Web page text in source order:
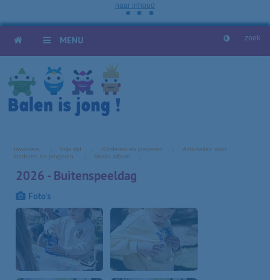
naar inhoud
HOME MENU
Inwoners Vrije tijd Kinderen en jongeren
Activiteiten voor
kinderen en jongeren
Media album
2026 - Buitenspeeldag
Foto's